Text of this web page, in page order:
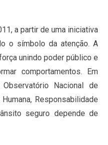
a partir de uma iniciativa
o símbolo da atenção. A
unindo poder público e
comportamentos. Em
Nacional de
Responsabilidade
seguro depende de